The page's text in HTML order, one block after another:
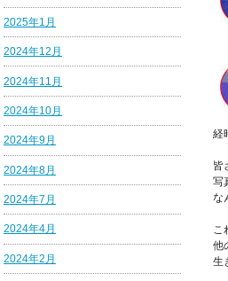
経
皆
写
な
こ
他
生
2025年1月
2024年12月
2024年11月
2024年10月
2024年9月
2024年8月
2024年7月
2024年4月
2024年2月